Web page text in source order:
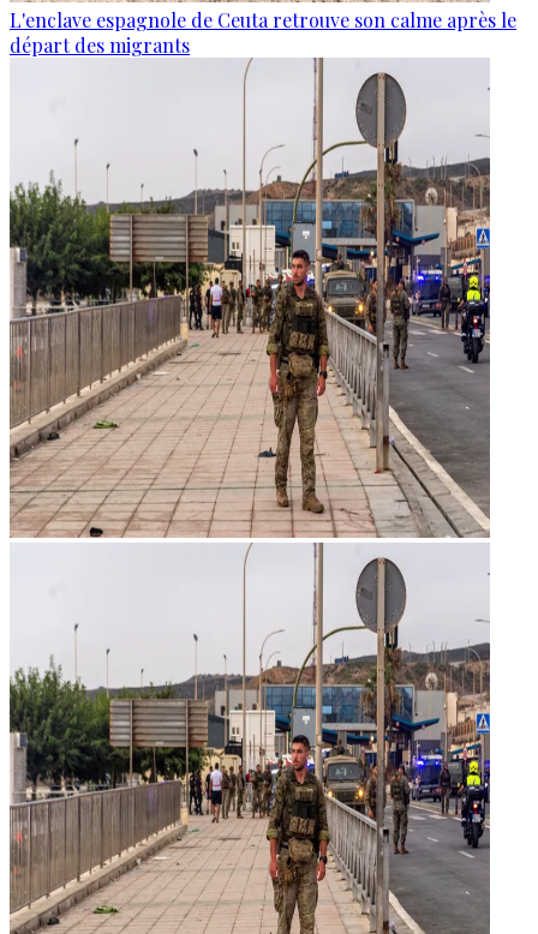
L'enclave espagnole de Ceuta retrouve son calme après le
départ des migrants